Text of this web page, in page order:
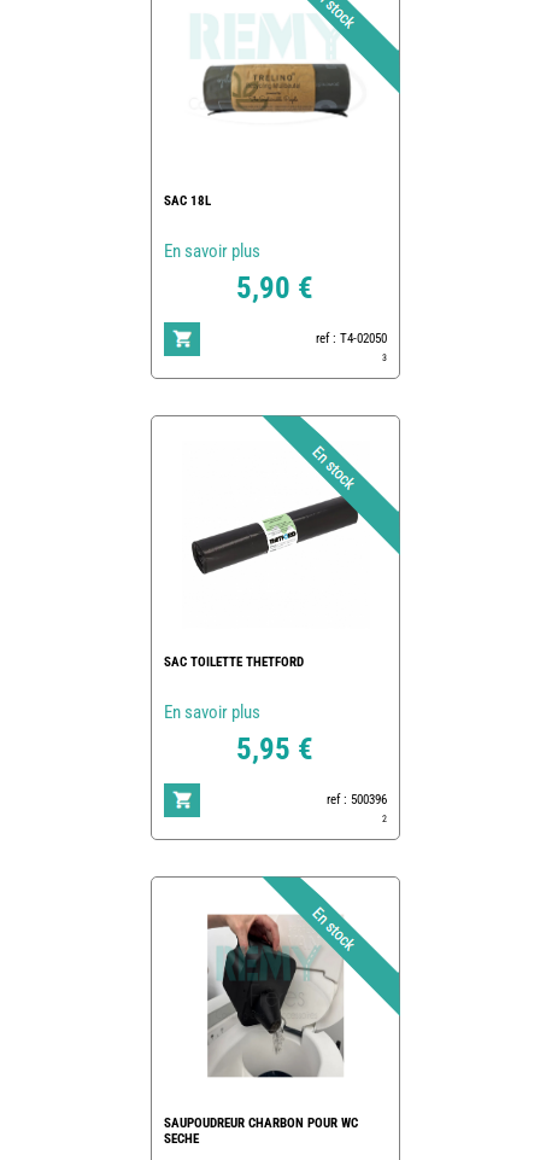
SAC 18L
En savoir plus
5,90 €
ref : T4-02050
3
SAC TOILETTE THETFORD
En savoir plus
5,95 €
ref : 500396
2
SAUPOUDREUR CHARBON POUR WC
SECHE